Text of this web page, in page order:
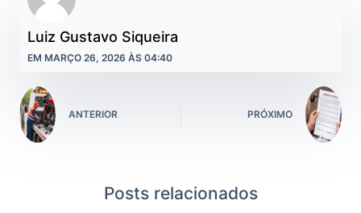
Luiz Gustavo Siqueira
EM MARÇO 26, 2026 ÀS 04:40
ANTERIOR PRÓXIMO
Posts relacionados